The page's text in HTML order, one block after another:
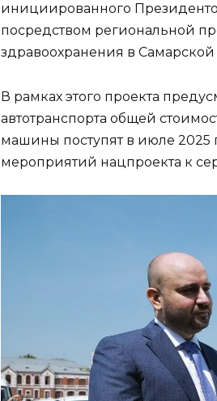
инициированного
посредством региональной
здравоохранения в Самарской
В рамках этого проекта
автотранспорта общей
машины поступят в июле 2025
мероприятий нацпроекта к